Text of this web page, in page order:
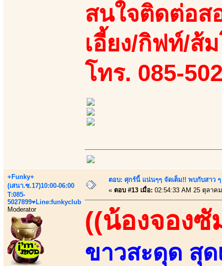
สนใจติดต่อส
เอี้ยง/กิฟท์/ส้
โทร. 085-
+Funky+
(เสนา.ซ.17)10:00-06:00
T:085-
5027899♥Line:funkyclub
Moderator
ตอบ: ศุกร์นี้ แน่นๆๆ จัดเต็ม!! พบกับสาว
« ตอบ #13 เมื่อ: 02:54:33 AM 25 ตุลาค
((น้องจองซั
ขาวสะดุด สุด